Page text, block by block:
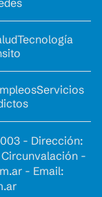
Tecnología
Servicios
- Dirección:
Circunvalación -
- Email: